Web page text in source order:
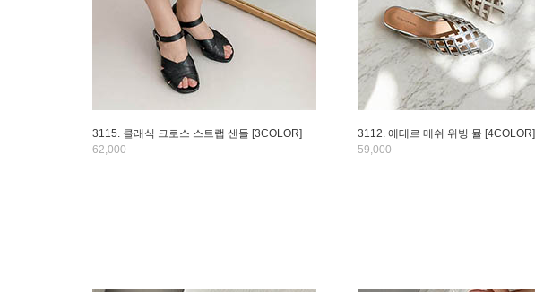
3115. 클래식 크로스 스트랩 샌들 [3COLOR]
62,000
3112. 에테르 메쉬 위빙 뮬 [4COLOR]
59,000